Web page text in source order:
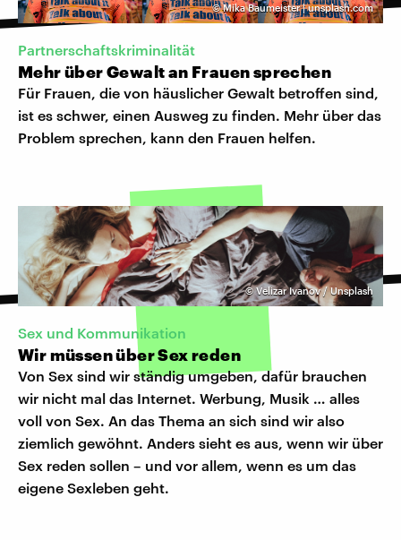
©Mika Baumeister | unsplash.com
Partnerschaftskriminalität
Mehr über Gewalt an Frauen sprechen
Für Frauen, die von häuslicher Gewalt betroffen sind,
ist es schwer, einen Ausweg zu finden. Mehr über das
Problem sprechen, kann den Frauen helfen.
©Velizar Ivanov / Unsplash
Sex und Kommunikation
Wir müssen über Sex reden
Von Sex sind wir ständig umgeben, dafür brauchen
wir nicht mal das Internet. Werbung, Musik … alles
voll von Sex. An das Thema an sich sind wir also
ziemlich gewöhnt. Anders sieht es aus, wenn wir über
Sex reden sollen – und vor allem, wenn es um das
eigene Sexleben geht.